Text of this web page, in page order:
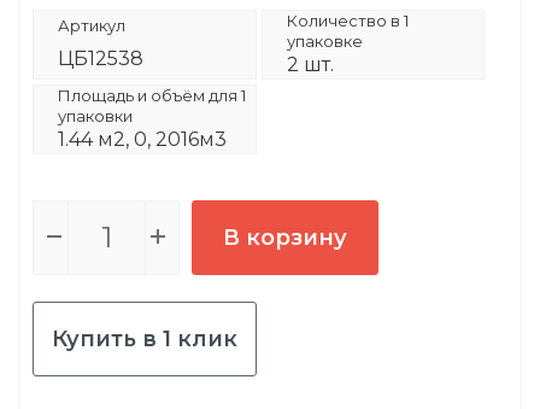
Артикул
ЦБ12538
Количество в 1
упаковке
2 шт.
Площадь и объём для 1
упаковки
1.44 м2, 0, 2016м3
В корзину
Купить в 1 клик